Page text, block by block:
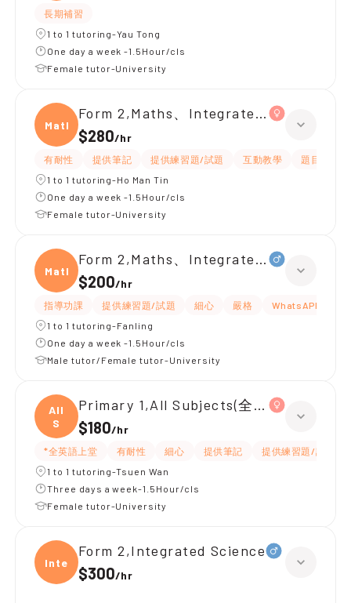
長期補習
1 to 1 tutoring-Yau Tong
One day a week -1.5Hour/cls
Female tutor-University
Maths
Form 2,Maths、Integrated Science
$280/hr
有耐性 提供筆記 提供練習題/試題 互動教學
題目講解
1 to 1 tutoring-Ho Man Tin
One day a week -1.5Hour/cls
Female tutor-University
Maths
Form 2,Maths、Integrated Science
$200/hr
指導功課 提供練習題/試題 細心 嚴格
WhatsAPP問功課
1 to 1 tutoring-Fanling
One day a week -1.5Hour/cls
Male tutor/Female tutor-University
All
S
Primary 1,All Subjects(全英上堂)
$180/hr
*全英語上堂 有耐性 細心 提供筆記
提供練習題/試題
1 to 1 tutoring-Tsuen Wan
Three days a week-1.5Hour/cls
Female tutor-University
Integ
Form 2,Integrated Science
$300/hr